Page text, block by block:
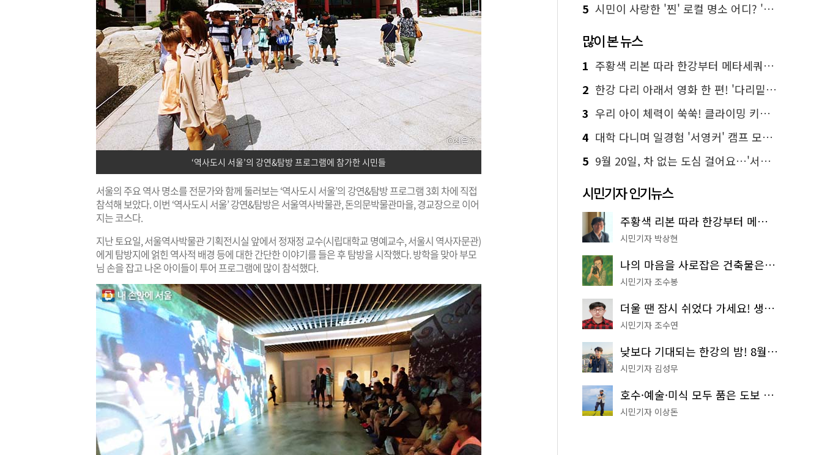
‘역사도시 서울’의 강연&탐방 프로그램에 참가한 시민들
서울의 주요 역사 명소를 전문가와 함께 둘러보는 ‘역사도시 서울’의 강연&탐방 프로그램 3회 차에 직접
참석해 보았다. 이번 ‘역사도시 서울’ 강연&탐방은 서울역사박물관, 돈의문박물관마을, 경교장으로 이어
지는 코스다.
지난 토요일, 서울역사박물관 기획전시실 앞에서 정재정 교수(시립대학교 명예교수, 서울시 역사자문관)
에게 탐방지에 얽힌 역사적 배경 등에 대한 간단한 이야기를 들은 후 탐방을 시작했다. 방학을 맞아 부모
님 손을 잡고 나온 아이들이 투어 프로그램에 많이 참석했다.
5 시민이 사랑한 '찐' 로컬 명소 어디? '서울에디션25' 추천 코스
많이 본 뉴스
1 주황색 리본 따라 한강부터 메타세쿼이아 숲길까지…서울둘레길 15코스
2 한강 다리 아래서 영화 한 편! '다리밑 영화관' 무료 상영
3 우리 아이 체력이 쑥쑥! 클라이밍 키즈카페·어린이 체력장
4 대학 다니며 일경험 '서영커' 캠프 모집…전액 무료
5 9월 20일, 차 없는 도심 걸어요…'서울 걷자 페스티벌' 선착순 5천명
시민기자 인기뉴스
주황색 리본 따라 한강부터 메타세쿼이아 숲길까지…서울둘레길 15코스
시민기자 박상현
나의 마음을 사로잡은 건축물은? '서울시 건축상' 수상작 공개!
시민기자 조수봉
더울 땐 잠시 쉬었다 가세요! 생수 냉장고부터 해피소·무더위쉼터까지
시민기자 조수연
낮보다 기대되는 한강의 밤! 8월 한정 무료 '한강 밤핑' 예약은?
시민기자 김성무
호수·예술·미식 모두 품은 도보 코스! 서울식물원~LG아트센터~마곡테라스거리
시민기자 이상돈